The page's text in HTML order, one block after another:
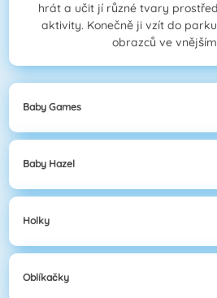
hrát a učit jí různé tvary
aktivity. Konečně ji vzít do
obrazců ve
Baby Games
Baby Hazel
Holky
Oblíkačky